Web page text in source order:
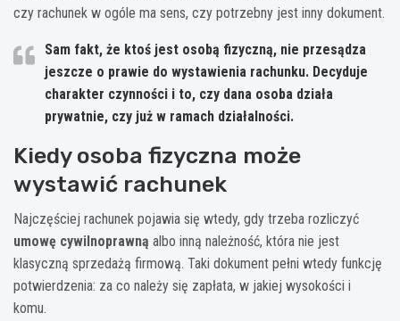
czy rachunek w ogóle ma sens, czy potrzebny jest inny dokument.
Sam fakt, że ktoś jest osobą fizyczną, nie przesądza
jeszcze o prawie do wystawienia rachunku. Decyduje
charakter czynności i to, czy dana osoba działa
prywatnie, czy już w ramach działalności.
Kiedy osoba fizyczna może
wystawić rachunek
Najczęściej rachunek pojawia się wtedy, gdy trzeba rozliczyć
umowę cywilnoprawną albo inną należność, która nie jest
klasyczną sprzedażą firmową. Taki dokument pełni wtedy funkcję
potwierdzenia: za co należy się zapłata, w jakiej wysokości i
komu.